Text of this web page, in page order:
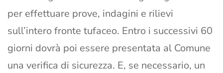
per effettuare prove, indagini e rilievi
sull’intero fronte tufaceo. Entro i successivi 60
giorni dovrà poi essere presentata al Comune
una verifica di sicurezza. E, se necessario, un